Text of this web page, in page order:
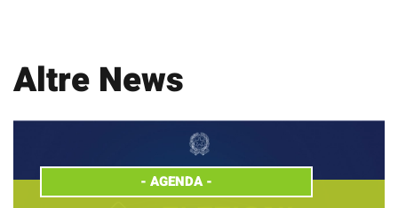
Altre News
- AGENDA-